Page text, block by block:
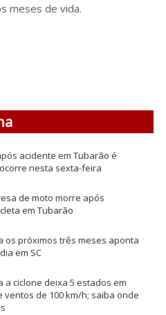
meses de vida.
acidente em Tubarão é
nesta sexta-feira
de moto morre após
em Tubarão
os próximos três meses aponta
em SC
a ciclone deixa 5 estados em
ventos de 100 km/h; saiba onde